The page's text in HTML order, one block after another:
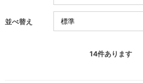
並べ替え
14件あります